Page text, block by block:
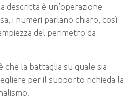
descritta è un’operazione
i numeri parlano chiaro, così
del perimetro da
che la battaglia su quale sia
per il supporto richieda la